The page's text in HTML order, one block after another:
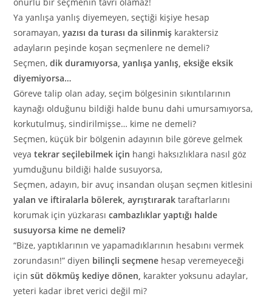
Ya yanlışa yanlış diyemeyen, seçtiği kişiye hesap
soramayan,yazısı da turası da silinmiş karaktersiz
adayların peşinde koşan seçmenlere ne demeli?
Seçmen,dik duramıyorsa, yanlışa yanlış, eksiğe eksik
diyemiyorsa…
Göreve talip olan aday, seçim bölgesinin sıkıntılarının
kaynağı olduğunu bildiği halde bunu dahi umursamıyorsa,
korkutulmuş, sindirilmişse… kime ne demeli?
Seçmen, küçük bir bölgenin adayının bile göreve gelmek
veyatekrar seçilebilmek için hangi haksızlıklara nasıl göz
yumduğunu bildiği halde susuyorsa,
Seçmen, adayın, bir avuç insandan oluşan seçmen kitlesini
yalan ve iftiralarla bölerek, ayrıştırarak taraftarlarını
korumak için yüzkarasıcambazlıklar yaptığı halde
susuyorsa kime ne demeli?
“Bize, yaptıklarının ve yapamadıklarının hesabını vermek
zorundasın!” diyen bilinçli seçmene hesap veremeyeceği
içinsüt dökmüş kediye dönen, karakter yoksunu adaylar,
yeteri kadar ibret verici değil mi?